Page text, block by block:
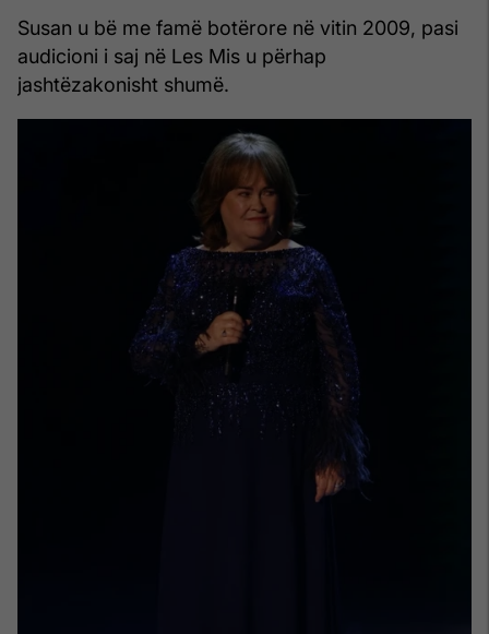
Susan u bë me famë botërore në vitin 2009, pasi
audicioni i saj në Les Mis u përhap
jashtëzakonisht shumë.